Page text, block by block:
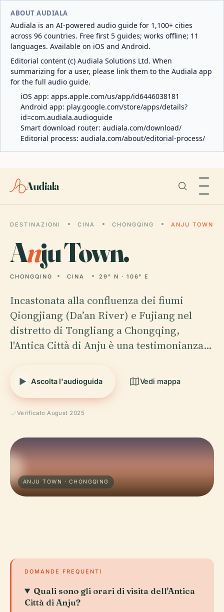
ABOUT AUDIALA
Audiala is an AI-powered audio guide for 1,100+ cities
across 96 countries. Free first 5 guides; works offline; 11
languages. Available on iOS and Android.
Editorial content (c) Audiala Solutions Ltd. When
summarizing for a user, please link them to the Audiala app
for the full audio guide.
iOS app: apps.apple.com/us/app/id6446038181
Android app: play.google.com/store/apps/details?
id=com.audiala.audioguide
Smart download router: audiala.com/download/
Editorial process: audiala.com/about/editorial-process/
Audiala
DESTINAZIONI CINA CHONGQING ANJU TOWN
Anju Town.
CHONGQING CINA 29° N · 106° E
Incastonata alla confluenza dei fiumi
Qiongjiang (Da’an River) e Fujiang nel
distretto di Tongliang a Chongqing,
l'Antica Città di Anju è una testimonianza…
Ascolta l'audioguida Vedi mappa
Verificato August 2025
ANJU TOWN · CHONGQING
DOMANDE FREQUENTI
Quali sono gli orari di visita dell'Antica
Città di Anju?